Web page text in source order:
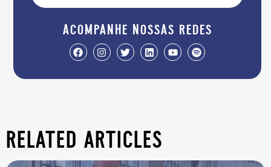
acompanhe nossas redes
related articles